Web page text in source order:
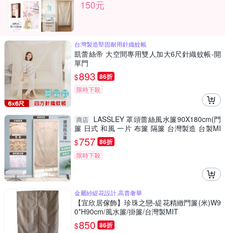
150元
台灣製造堅固耐用針織蚊帳
凱蕾絲帝 大空間專用雙人加大6尺針織蚊帳-開
單門
$893 86折
限時下殺
商店
LASSLEY 罩頭蕾絲風水簾90X180cm(門
簾 日式 和風 一片 布簾 隔簾 台灣製造 台製MI
T)
$757 86折
限時下殺
金屬紗緹花設計,高貴奢華
【宜欣居傢飾】珍珠之戀-緹花精緻門簾(米)W9
0*H90cm/風水簾/掛簾/台灣製MIT
$850 86折